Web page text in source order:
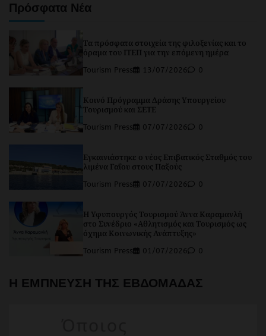
Πρόσφατα Νέα
Τα πρόσφατα στοιχεία της φιλοξενίας και το
όραμα του ΙΤΕΠ για την επόμενη ημέρα
Tourism Press 13/07/2026 0
Κοινό Πρόγραμμα Δράσης Υπουργείου
Τουρισμού και ΣΕΤΕ
Tourism Press 07/07/2026 0
Εγκαινιάστηκε ο νέος Επιβατικός Σταθμός του
λιμένα Γαΐου στους Παξούς
Tourism Press 07/07/2026 0
Η Υφυπουργός Τουρισμού Άννα Καραμανλή
στο Συνέδριο «Αθλητισμός και Τουρισμός ως
όχημα Κοινωνικής Ανάπτυξης»
Tourism Press 01/07/2026 0
Η ΕΜΠΝΕΥΣΗ ΤΗΣ ΕΒΔΟΜΑΔΑΣ